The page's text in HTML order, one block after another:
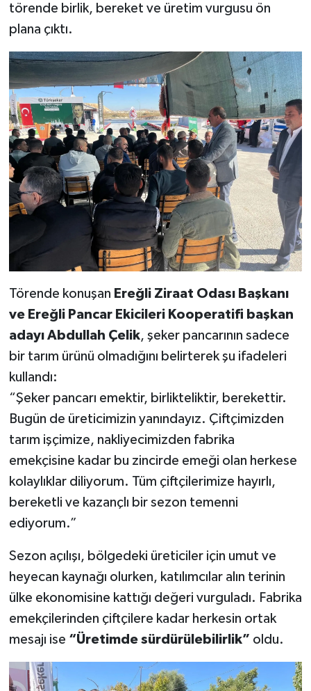
törende birlik, bereket ve üretim vurgusu ön
plana çıktı.
Törende konuşan Ereğli Ziraat Odası Başkanı
ve Ereğli Pancar Ekicileri Kooperatifi başkan
adayı Abdullah Çelik, şeker pancarının sadece
bir tarım ürünü olmadığını belirterek şu ifadeleri
kullandı:
“Şeker pancarı emektir, birlikteliktir, berekettir.
Bugün de üreticimizin yanındayız. Çiftçimizden
tarım işçimize, nakliyecimizden fabrika
emekçisine kadar bu zincirde emeği olan herkese
kolaylıklar diliyorum. Tüm çiftçilerimize hayırlı,
bereketli ve kazançlı bir sezon temenni
ediyorum.”
Sezon açılışı, bölgedeki üreticiler için umut ve
heyecan kaynağı olurken, katılımcılar alın terinin
ülke ekonomisine kattığı değeri vurguladı. Fabrika
emekçilerinden çiftçilere kadar herkesin ortak
mesajı ise “Üretimde sürdürülebilirlik” oldu.